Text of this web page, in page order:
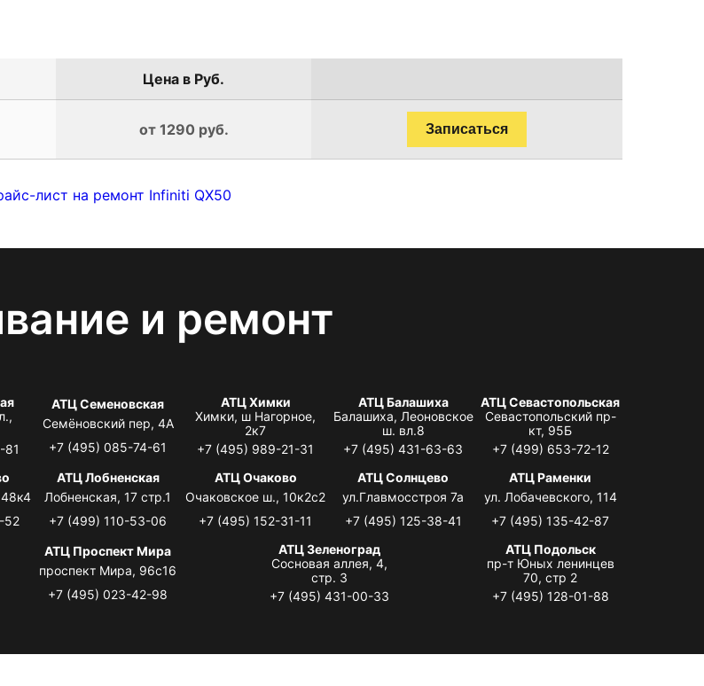
Цена в Руб.
от 1290 руб. Записаться
лист на ремонт Infiniti QX50
и ремонт
81
АТЦ Семеновская
Семёновский пер, 4А
+7 (495) 085-74-61
АТЦ Химки
Химки, ш Нагорное,
2к7
+7 (495) 989-21-31
АТЦ Балашиха
Балашиха, Леоновское
ш. вл.8
+7 (495) 431-63-63
АТЦ Севастопольская
Севастопольский пр-
кт, 95Б
+7 (499) 653-72-12
52
АТЦ Лобненская
Лобненская, 17 стр.1
+7 (499) 110-53-06
АТЦ Очаково
Очаковское ш., 10к2с2
+7 (495) 152-31-11
АТЦ Солнцево
ул.Главмосстроя 7а
+7 (495) 125-38-41
АТЦ Раменки
ул. Лобачевского, 114
+7 (495) 135-42-87
АТЦ Проспект Мира
проспект Мира, 96с16
+7 (495) 023-42-98
АТЦ Зеленоград
Сосновая аллея, 4,
стр. 3
+7 (495) 431-00-33
АТЦ Подольск
пр-т Юных ленинцев
70, стр 2
+7 (495) 128-01-88